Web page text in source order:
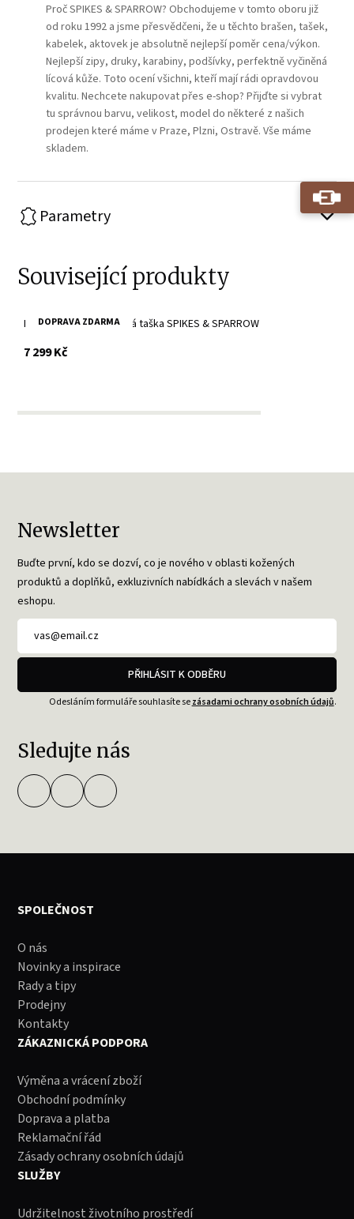
Proč SPIKES & SPARROW? Obchodujeme v tomto oboru již
od roku 1992 a jsme přesvědčeni, že u těchto brašen, tašek,
kabelek, aktovek je absolutně nejlepší poměr cena/výkon.
Nejlepší zipy, druky, karabiny, podšívky, perfektně vyčiněná
lícová kůže. Toto ocení všichni, kteří mají rádi opravdovou
kvalitu. Nechcete nakupovat přes e-shop? Přijďte si vybrat
tu správnou barvu, velikost, model do některé z našich
prodejen které máme v Praze, Plzni, Ostravě. Vše máme
skladem.
Parametry
Související produkty
DOPRAVA ZDARMA
Brandy cestovní kožená taška SPIKES & SPARROW
7 299 Kčs DPH
Newsletter
Buďte první, kdo se dozví, co je nového v oblasti kožených
produktů a doplňků, exkluzivních nabídkách a slevách v našem
eshopu.
PŘIHLÁSIT K ODBĚRU
Odesláním formuláře souhlasíte sezásadami ochrany osobních údajů.
Sledujte nás
SPOLEČNOST
O nás
Novinky a inspirace
Rady a tipy
Prodejny
Kontakty
ZÁKAZNICKÁ PODPORA
Výměna a vrácení zboží
Obchodní podmínky
Doprava a platba
Reklamační řád
Zásady ochrany osobních údajů
SLUŽBY
Udržitelnost životního prostředí